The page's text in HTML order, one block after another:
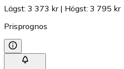
Lägst: 3 373 kr| Högst: 3 795 kr
Prisprognos